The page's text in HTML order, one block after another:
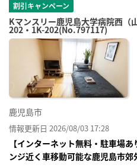
割引キャンペーン
Kマンスリー鹿児島大学病院西（
202・1K-202(No.797117)
鹿児島市
情報更新日 2026/08/03 17:28
【インターネット無料・駐車場
ンジ近く車移動可能な鹿児島市郊